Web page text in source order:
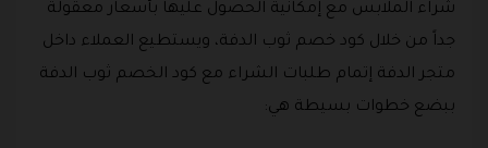
شراء الملابس مع إمكانية الحصول عليها بأسعار معقولة
جداً من خلال كود خصم ثوب الدفة، ويستطيع العملاء داخل
متجر الدفة إتمام طلبات الشراء مع كود الخصم ثوب الدفة
ببضع خطوات بسيطة هي: